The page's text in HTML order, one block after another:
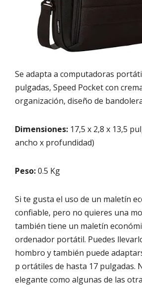
Se adapta a computadoras
pulgadas, Speed ​​Pocket con
organización, diseño de
Dimensiones: 17,5 x 2,8 x 13,5
ancho x profundidad)
Peso:0.5 Kg
Si te gusta el uso de un maletín
confiable, pero no quieres una
también tiene un maletín
ordenador portátil. Puedes
hombro y también puede
p ortátiles de hasta 17 pulgadas.
elegante como algunas de las